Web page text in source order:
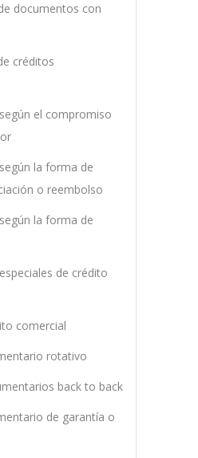
documentos con
créditos
el compromiso
la forma de
o reembolso
la forma de
de crédito
comercial
rotativo
back to back
de garantía o